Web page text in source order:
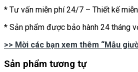
* Tư vấn miễn phí 24/7 – Thiết kế
* Sản phẩm được bảo hành 24 tháng
>> Mời các bạn xem thêm “Mẫu
Sản phẩm tương tự